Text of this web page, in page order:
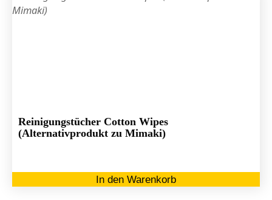
Reinigungstücher Cotton Wipes
(Alternativprodukt zu Mimaki)
In den Warenkorb